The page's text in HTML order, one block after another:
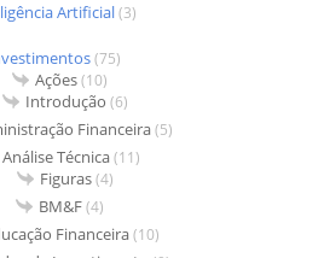
Artificial(3)
(75)
Ações(10)
Introdução (6)
Financeira(5)
Análise Técnica(11)
Figuras(4)
BM&F(4)
Financeira(10)